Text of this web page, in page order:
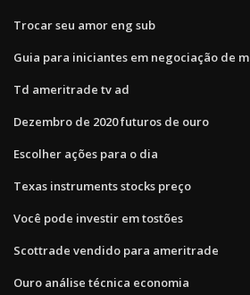
Trocar seu amor eng sub
Guia para iniciantes em negociação de
Td ameritrade tv ad
Dezembro de 2020 futuros de ouro
Escolher ações para o dia
Texas instruments stocks preço
Você pode investir em tostões
Scottrade vendido para ameritrade
Ouro análise técnica economia